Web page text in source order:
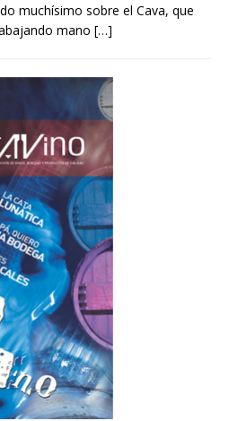
muchísimo sobre el Cava, que
mano […]